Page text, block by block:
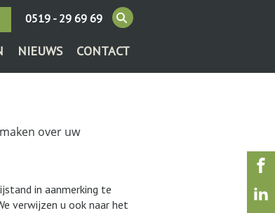
0519 - 29 69 69
NIEUWS CONTACT
over uw
in aanmerking te
verwijzen u ook naar het